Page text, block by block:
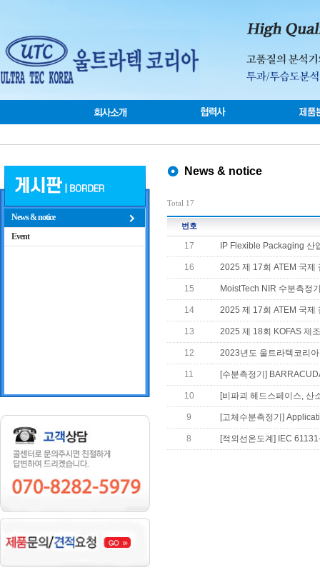
News & notice
Event
News & notice
Total 17
번호
17 IP Flexible Packaging 산
16 2025 제 17회 ATEM 국제
15 MoistTech NIR 수분측정
14 2025 제 17회 ATEM 국제
13 2025 제 18회 KOFAS 제
12 2023년도 울트라텍코리
11 [수분측정기]
10 [비파괴 헤드스페이스, 산
9 [고체수분측정기]
8 [적외선온도계] IEC